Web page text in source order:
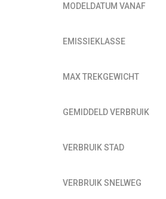
MODELDATUM VANAF
EMISSIEKLASSE
MAX TREKGEWICHT
GEMIDDELD VERBRUIK
VERBRUIK STAD
VERBRUIK SNELWEG